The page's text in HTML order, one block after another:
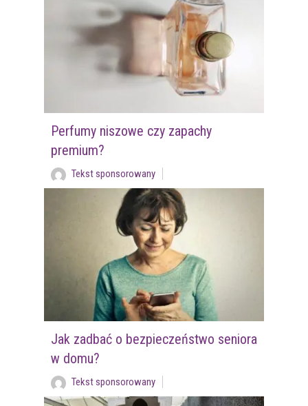
Perfumy niszowe czy zapachy
premium?
Tekst sponsorowany
Jak zadbać o bezpieczeństwo seniora
w domu?
Tekst sponsorowany